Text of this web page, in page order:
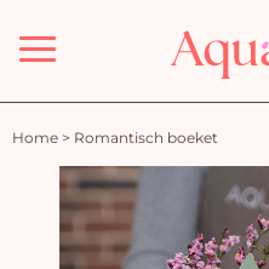
Menu
Home > Romantisch boeket